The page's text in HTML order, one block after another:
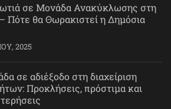
σε Μονάδα Ανακύκλωσης στη
Πότε θα Θωρακιστεί η Δημόσια
2025
σε αδιέξοδο στη διαχείριση
Προκλήσεις, πρόστιμα και